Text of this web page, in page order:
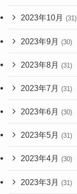
2023年10月 (31)
2023年9月 (30)
2023年8月 (31)
2023年7月 (31)
2023年6月 (30)
2023年5月 (31)
2023年4月 (30)
2023年3月 (31)